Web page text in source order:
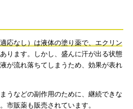
応なし）は液体の塗り薬で、エクリン
ります。しかし、盛んに汗が出る状態
が流れ落ちてしまうため、効果が表れ
うなどの副作用のために、継続できな
市販薬も販売されています。